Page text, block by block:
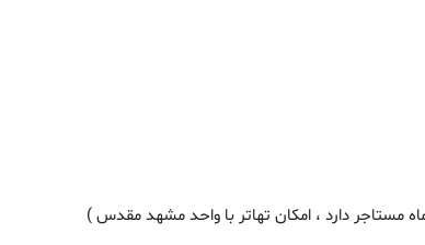
مستاجر دارد ، امکان تهاتر با واحد مشهد مقدس )